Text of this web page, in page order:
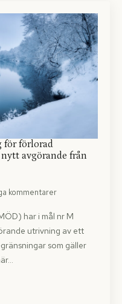
för förlorad
avgörande från
kommentarer
har i mål nr M
utrivning av ett
som gäller